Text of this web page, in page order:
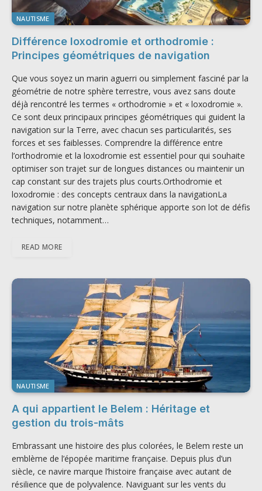
NAUTISME
Différence loxodromie et orthodromie :
Principes géométriques de navigation
Que vous soyez un marin aguerri ou simplement fasciné par la
géométrie de notre sphère terrestre, vous avez sans doute
déjà rencontré les termes « orthodromie » et « loxodromie ».
Ce sont deux principaux principes géométriques qui guident la
navigation sur la Terre, avec chacun ses particularités, ses
forces et ses faiblesses. Comprendre la différence entre
l’orthodromie et la loxodromie est essentiel pour qui souhaite
optimiser son trajet sur de longues distances ou maintenir un
cap constant sur des trajets plus courts.Orthodromie et
loxodromie : des concepts centraux dans la navigationLa
navigation sur notre planète sphérique apporte son lot de défis
techniques, notamment…
READ MORE
NAUTISME
A qui appartient le Belem : Héritage et
gestion du trois-mâts
Embrassant une histoire des plus colorées, le Belem reste un
emblème de l’épopée maritime française. Depuis plus d’un
siècle, ce navire marque l’histoire française avec autant de
résilience que de polyvalence. Naviguant sur les vents du